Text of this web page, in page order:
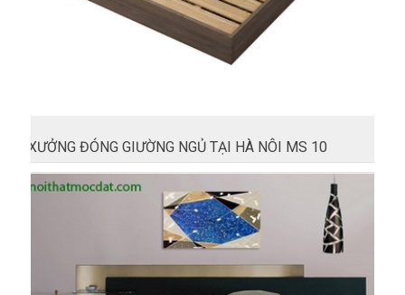
XƯỞNG ĐÓNG GIƯỜNG NGỦ TẠI HÀ NÔI MS 10